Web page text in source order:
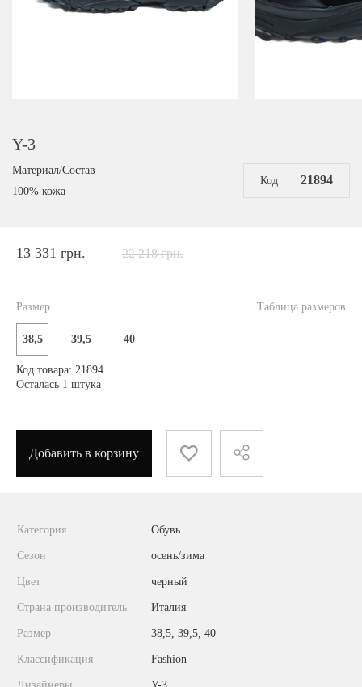
Y-3
Материал/Состав
100% кожа
Код 21894
13 331 грн. 22 218 грн.
Таблица размеров
Размер
38,5 39,5 40
Код товара: 21894
Осталась 1 штука
Добавить в корзину
Категория Обувь
Сезон осень/зима
Цвет черный
Страна производитель Италия
Размер 38,5, 39,5, 40
Классификация Fashion